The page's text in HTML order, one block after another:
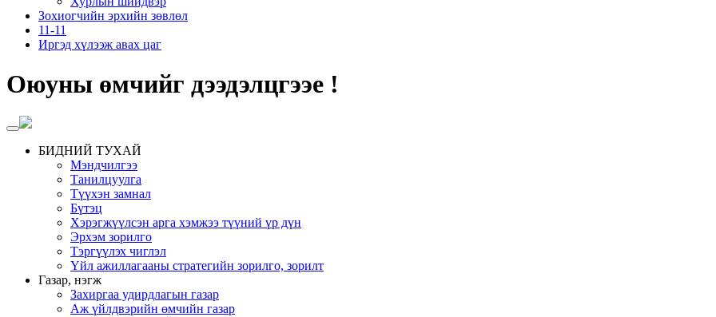
Зохиогчийн эрхийн зөвлөл
11-11
Иргэд хүлээж авах цаг
Оюуны өмчийг дээдэлцгээе !
БИДНИЙ ТУХАЙ
Мэндчилгээ
Танилцуулга
Түүхэн замнал
Бүтэц
Хэрэгжүүлсэн арга хэмжээ түүний үр дүн
Эрхэм зорилго
Тэргүүлэх чиглэл
Үйл ажиллагааны стратегийн зорилго, зорилт
Газар, нэгж
Захиргаа удирдлагын газар
Аж үйлдвэрийн өмчийн газар